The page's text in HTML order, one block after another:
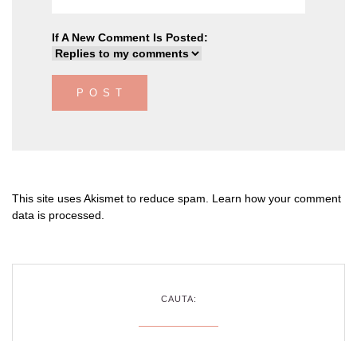
If A New Comment Is Posted:
This site uses Akismet to reduce spam. Learn how your comment
data is processed
CAUTA: